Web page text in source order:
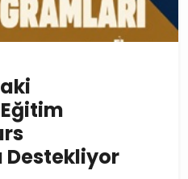
Destekliyor